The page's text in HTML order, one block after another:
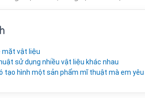
mặt vật liệu
sử dụng nhiều vật liệu khác nhau
tạo hình một sản phẩm mĩ thuật mà em